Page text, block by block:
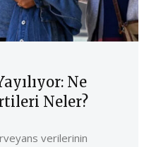
Ne
Neler?
verilerinin